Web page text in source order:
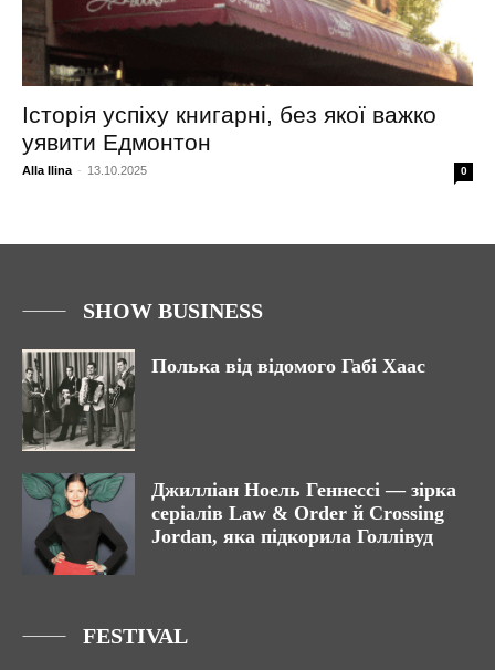
Історія успіху книгарні, без якої важко
уявити Едмонтон
Alla Ilina - 13.10.2025 0
SHOW BUSINESS
Полька від відомого Габі Хаас
Джилліан Ноель Геннессі — зірка
серіалів Law & Order й Crossing
Jordan, яка підкорила Голлівуд
FESTIVAL